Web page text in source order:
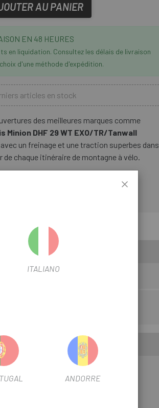
AU PANIER
EN 48 HEURES
en liquidation. Consultez les délais de livraison
d'une méthode d'expédition.
articles en stock
des meilleures marques comme
Minion DHF 29 WT EXO/TR/Tanwall
un freinage et une traction superbes dans
chaque itinéraire de montagne à vélo.
ITALIANO
ANDORRE